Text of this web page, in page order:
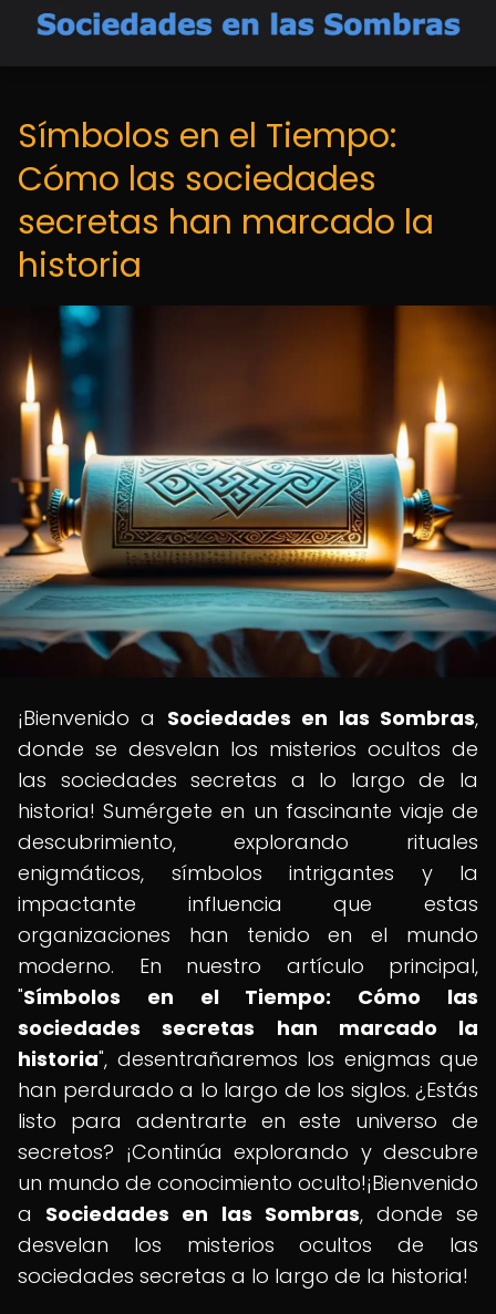
Símbolos en el Tiempo:
Cómo las sociedades
secretas han marcado la
historia
¡Bienvenido a Sociedades en las Sombras,
donde se desvelan los misterios ocultos de
las sociedades secretas a lo largo de la
historia! Sumérgete en un fascinante viaje de
descubrimiento, explorando rituales
enigmáticos, símbolos intrigantes y la
impactante influencia que estas
organizaciones han tenido en el mundo
moderno. En nuestro artículo principal,
"Símbolos en el Tiempo: Cómo las
sociedades secretas han marcado la
historia", desentrañaremos los enigmas que
han perdurado a lo largo de los siglos. ¿Estás
listo para adentrarte en este universo de
secretos? ¡Continúa explorando y descubre
un mundo de conocimiento oculto!¡Bienvenido
a Sociedades en las Sombras, donde se
desvelan los misterios ocultos de las
sociedades secretas a lo largo de la historia!